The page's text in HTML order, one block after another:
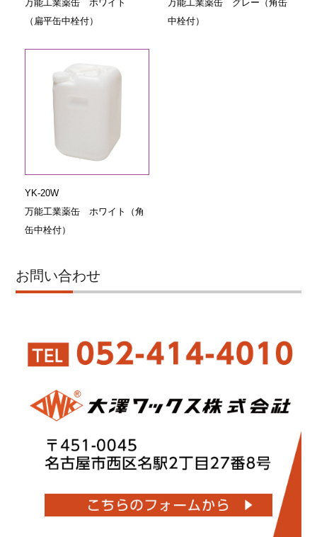
万能工業薬缶 ホワイト
（扁平缶中栓付）
万能工業薬缶 グレー（角缶
中栓付）
YK-20W
万能工業薬缶 ホワイト（角
缶中栓付）
お問い合わせ